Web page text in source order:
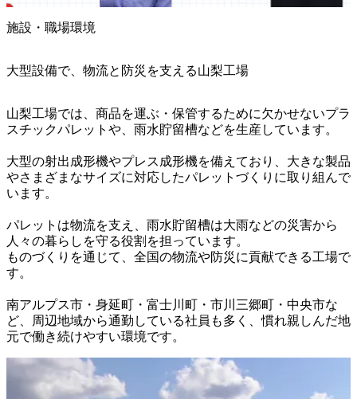
施設・職場環境
大型設備で、物流と防災を支える山梨工場
山梨工場では、商品を運ぶ・保管するために欠かせないプラ
スチックパレットや、雨水貯留槽などを生産しています。
大型の射出成形機やプレス成形機を備えており、大きな製品
やさまざまなサイズに対応したパレットづくりに取り組んで
います。
パレットは物流を支え、雨水貯留槽は大雨などの災害から
人々の暮らしを守る役割を担っています。
ものづくりを通じて、全国の物流や防災に貢献できる工場で
す。
南アルプス市・身延町・富士川町・市川三郷町・中央市な
ど、周辺地域から通勤している社員も多く、慣れ親しんだ地
元で働き続けやすい環境です。